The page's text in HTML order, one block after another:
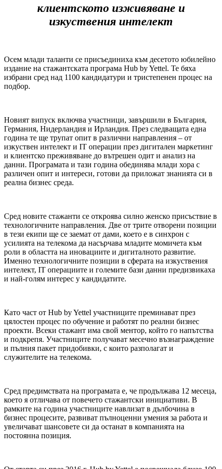
клиентското изживяване и
изкуствения интелект
Осем млади таланти се присъединиха към десетото юбилейно
издание на стажантската програма Hub by Yettel. Те бяха
избрани сред над 1100 кандидатури и тристепенен процес на
подбор.
Новият випуск включва участници, завършили в България,
Германия, Нидерландия и Ирландия. През следващата една
година те ще трупат опит в различни направления – от
изкуствен интелект и IT операции през дигитален маркетинг
и клиентско преживяване до вътрешен одит и анализ на
данни. Програмата и тази година обединява млади хора с
различен опит и интереси, готови да приложат знанията си в
реална бизнес среда.
Сред новите стажанти се откроява силно женско присъствие в
технологичните направления. Две от трите отворени позиции
в тези екипи ще се заемат от дами, което е в синхрон с
усилията на телекома да насърчава младите момичета към
роли в областта на иновациите и дигиталното развитие.
Именно технологичните позиции в сферата на изкуствения
интелект, IT операциите и големите бази данни предизвикаха
и най-голям интерес у кандидатите.
Като част от Hub by Yettel участниците преминават през
цялостен процес по обучение и работят по реални бизнес
проекти. Всеки стажант има свой ментор, който го напътства
и подкрепя. Участниците получават месечно възнаграждение
и пълния пакет придобивки, с които разполагат и
служителите на телекома.
Сред предимствата на програмата е, че продължава 12 месеца,
което я отличава от повечето стажантски инициативи. В
рамките на година участниците навлизат в дълбочина в
бизнес процесите, развиват пълноценни умения за работа и
увеличават шансовете си да останат в компанията на
постоянна позиция.